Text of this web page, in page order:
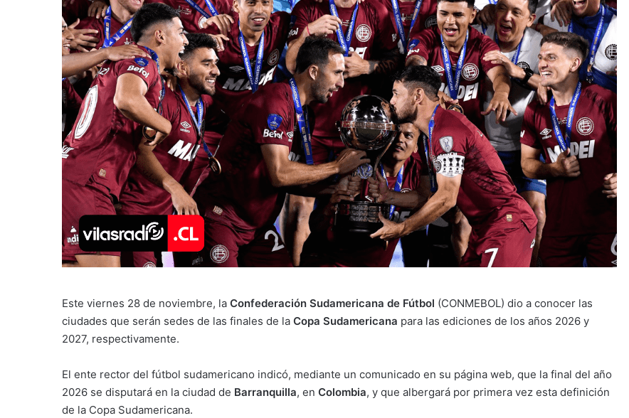
Este viernes 28 de noviembre, la Confederación Sudamericana de Fútbol (CONMEBOL) dio a conocer las
ciudades que serán sedes de las finales de la Copa Sudamericana para las ediciones de los años 2026 y
2027, respectivamente.
El ente rector del fútbol sudamericano indicó, mediante un comunicado en su página web, que la final del año
2026 se disputará en la ciudad de Barranquilla, en Colombia, y que albergará por primera vez esta definición
de la Copa Sudamericana.